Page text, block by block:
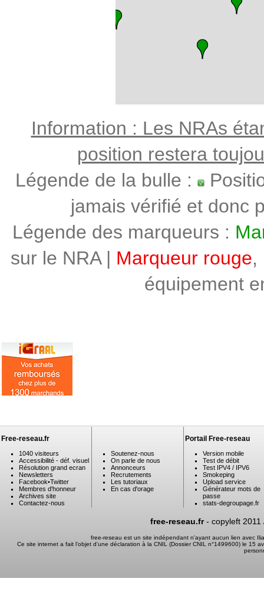
Information : Les NRAs
position restera
Légende de la bulle :
jamais vérifié et donc
Légende des marqueurs :
sur le NRA | Marqueur rouge,
équipement
Free-reseau.fr
1040 visiteurs
Accessibilité - déf. visuel
Résolution grand ecran
Newsletters
Facebook•Twitter
Membres d'honneur
Archives site
Contactez-nous
Soutenez-nous
On parle de nous
Annonceurs
Recrutements
Les tutoriaux
En cas d'orage
Portail Free-reseau
Version mobile
Test de débit
Test IPV4 / IPV6
Smokeping
Upload service
Générateur mots de
passe
stats-degroupage.fr
free-reseau.fr- copyleft 2011
free-reseau est un site indépendant n'ayant aucun lien avec
Ce site internet a fait l'objet d'une déclaration à la CNIL (Dossier CNIL n°1499600) le 15